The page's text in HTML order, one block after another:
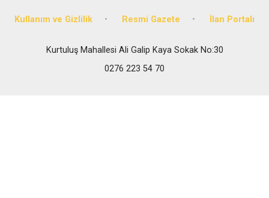
Kullanım ve Gizlilik Resmi Gazete İlan Portalı
Kurtuluş Mahallesi Ali Galip Kaya Sokak No:30
0276 223 54 70